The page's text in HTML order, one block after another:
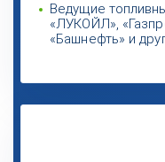
Ведущие
«ЛУКОЙЛ»,
«Башнефть» и